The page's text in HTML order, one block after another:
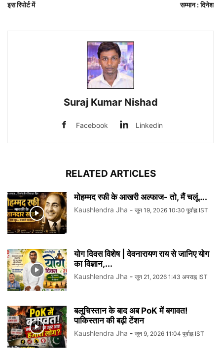
इस रिपोर्ट में सम्मान : दिनेश
Suraj Kumar Nishad
Facebook Linkedin
RELATED ARTICLES
मोहम्मद रफी के आखरी अल्फाज- तो, मैं चलूं….
Kaushlendra Jha - जून 19, 2026 10:30 पूर्वाह्न IST
योग दिवस विशेष | देवनारायण राय से जानिए योग
का विज्ञान,...
Kaushlendra Jha - जून 21, 2026 1:43 अपराह्न IST
बलूचिस्तान के बाद अब PoK में बगावत!
पाकिस्तान की बढ़ी टेंशन
Kaushlendra Jha - जून 9, 2026 11:04 पूर्वाह्न IST